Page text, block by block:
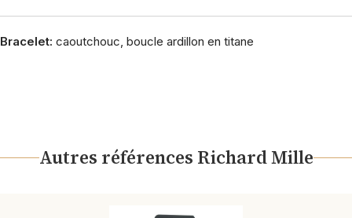
Bracelet: caoutchouc, boucle ardillon en titane
Autres références Richard Mille